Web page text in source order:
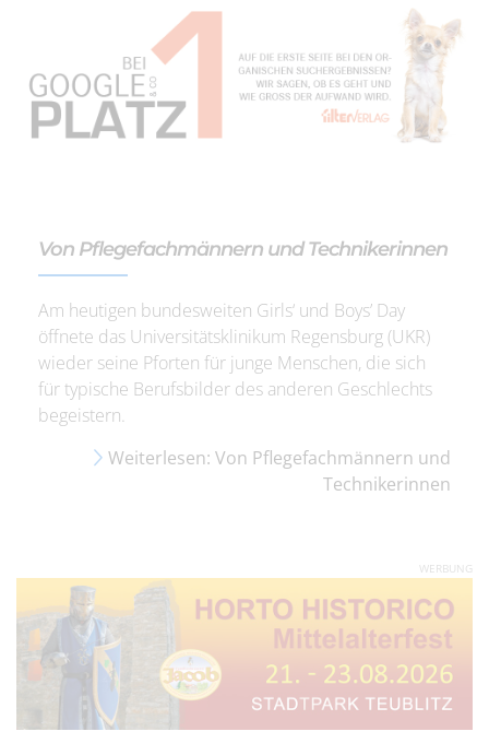
Von Pflegefachmännern und Technikerinnen
Am heutigen bundesweiten Girls‘ und Boys’ Day
öffnete das Universitätsklinikum Regensburg (UKR)
wieder seine Pforten für junge Menschen, die sich
für typische Berufsbilder des anderen Geschlechts
begeistern.
Weiterlesen: Von Pflegefachmännern und
Technikerinnen
WERBUNG